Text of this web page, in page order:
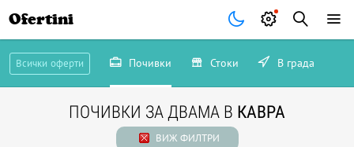
Ofertini
Всички оферти Почивки Стоки В града
ПОЧИВКИ ЗА ДВАМА В КАВРА
ВИЖ ФИЛТРИ